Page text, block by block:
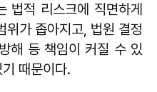
법적 리스크에 직면하게
위가 좁아지고, 법원 결정
해 등 책임이 커질 수 있
때문이다.